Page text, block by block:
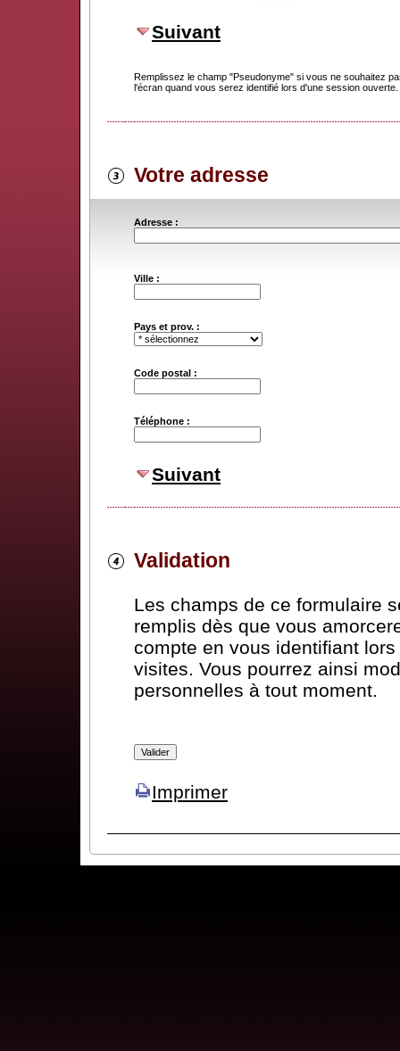
Suivant
Remplissez le champ "Pseudonyme" si vous ne souhaitez
l'écran quand vous serez identifié lors d'une session ouverte.
Votre adresse
Adresse :
Ville :
Pays et prov. :
Code postal :
Téléphone :
Suivant
Validation
Les champs de ce formulaire
remplis dès que vous
compte en vous identifiant
visites. Vous pourrez ainsi
personnelles à tout moment.
Imprimer